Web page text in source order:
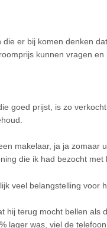
die er bij komen denken
kunnen vragen en
goed prijst, is zo
makelaar, ja ja zomaar
die ik had bezocht met
veel belangstelling voor
hij terug mocht bellen als
lager was, viel de telefoon